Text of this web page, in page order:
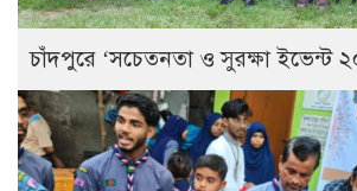
চাঁদপুরে ‘সচেতনতা ও সুরক্ষা ইভেন্ট